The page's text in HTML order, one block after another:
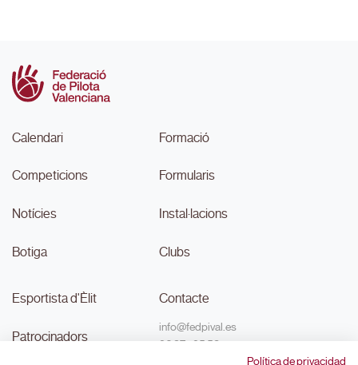
Política de privacidad
Calendari
Competicions
Notícies
Botiga
Formació
Formularis
Instal·lacions
Clubs
Esportista d'Èlit
Patrocinadors
Contacte
info@fedpival.es
96 374 95 58
C/Marqués de Sant Joan nº 32,